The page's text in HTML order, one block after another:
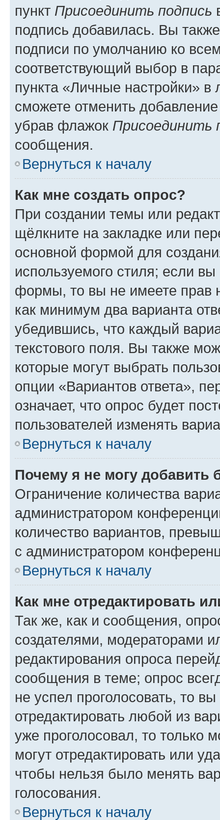
пункт Присоединить подпись
подпись добавилась. Вы
подписи по умолчанию ко
соответствующий выбор в
пункта «Личные настройки»
сможете отменить
убрав флажок Присоединить
сообщения.
Вернуться к началу
Как мне создать опрос?
При создании темы или
щёлкните на закладке или
основной формой для
используемого стиля; если
формы, то вы не имеете прав
как минимум два варианта
убедившись, что каждый
текстового поля. Вы также
которые могут выбрать
опции «Вариантов ответа»,
означает, что опрос будет
пользователей изменять
Вернуться к началу
Почему я не могу добавить
Ограничение количества
администратором
количество вариантов,
с администратором
Вернуться к началу
Как мне отредактировать
Так же, как и сообщения,
создателями, модераторами
редактирования опроса
сообщения в теме; опрос
не успел проголосовать, то
отредактировать любой из
уже проголосовал, то только
могут отредактировать или
чтобы нельзя было менять
голосования.
Вернуться к началу